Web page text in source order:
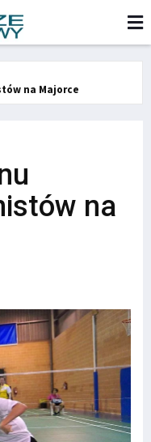
na Majorce
na